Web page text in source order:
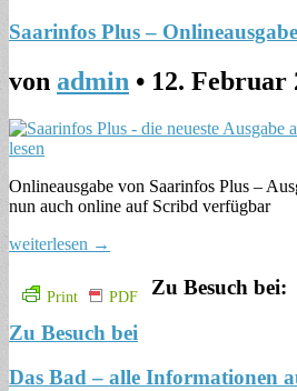
Saarinfos Plus –
von admin • 12. Februar
Onlineausgabe von Saarinfos Plus –
nun auch online auf Scribd verfügbar
weiterlesen →
Print PDF
Zu Besuch bei:
Zu Besuch bei
Das Bad – alle Informationen